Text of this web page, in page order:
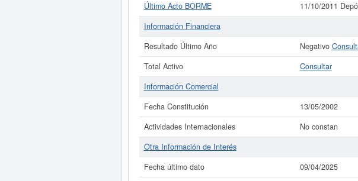
Último Acto BORME
11/10/2011
Información Financiera
Resultado Último Año
Negativo
Total Activo
Consultar
Información Comercial
Fecha Constitución
13/05/2002
Actividades Internacionales
No constan
Otra Información de Interés
Fecha último dato
09/04/2025